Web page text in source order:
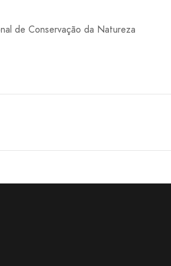
de Conservação da Natureza